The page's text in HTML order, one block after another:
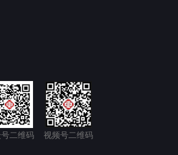
二维码 视频号二维码